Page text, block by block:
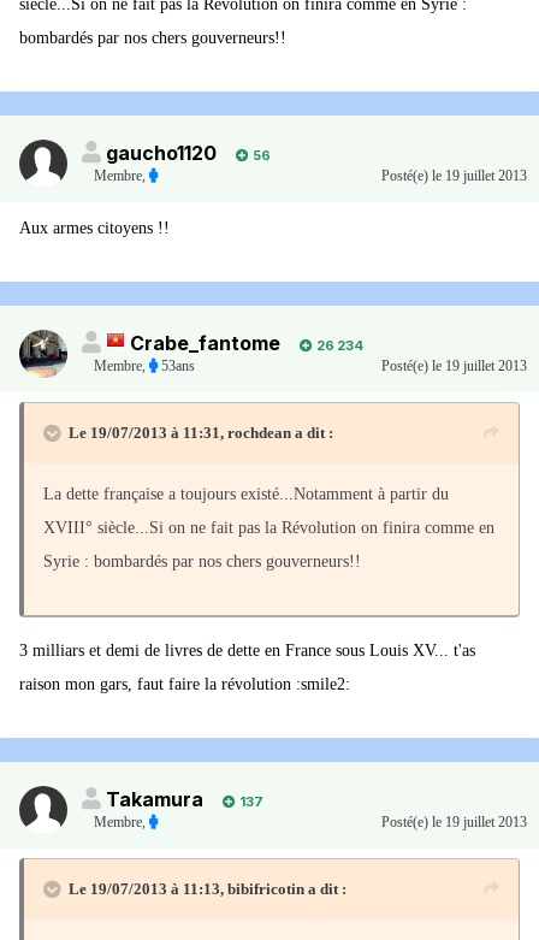
siècle...Si on ne fait pas la Révolution on finira comme en Syrie :
bombardés par nos chers gouverneurs!!
gaucho1120
56
Membre, Posté(e) le 19 juillet 2013
Aux armes citoyens !!
Crabe_fantome
26 234
Membre, 53ans Posté(e) le 19 juillet 2013
Le 19/07/2013 à 11:31, rochdean a dit :
La dette française a toujours existé...Notamment à partir du
XVIII° siècle...Si on ne fait pas la Révolution on finira comme en
Syrie : bombardés par nos chers gouverneurs!!
3 milliars et demi de livres de dette en France sous Louis XV... t'as
raison mon gars, faut faire la révolution :smile2:
Takamura
137
Membre, Posté(e) le 19 juillet 2013
Le 19/07/2013 à 11:13, bibifricotin a dit :